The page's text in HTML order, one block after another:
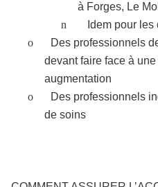
à Forges, Le
n
Idem pour
o
Des professionnels
devant faire face à
augmentation
o
Des professionnels
de soins